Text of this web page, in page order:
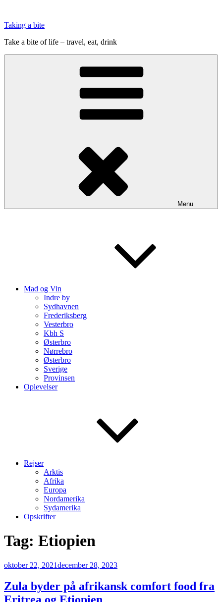
indhold
Taking a bite
Take a bite of life – travel, eat, drink
Menu
Mad og Vin
Indre by
Sydhavnen
Frederiksberg
Vesterbro
Kbh S
Østerbro
Nørrebro
Østerbro
Sverige
Provinsen
Oplevelser
Rejser
Arktis
Afrika
Europa
Nordamerika
Sydamerika
Opskrifter
Tag: Etiopien
Udgivet
oktober 22, 2021december 28, 2023
Zula byder på afrikansk comfort food fra
Eritrea og Etiopien